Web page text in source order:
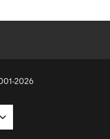
2026